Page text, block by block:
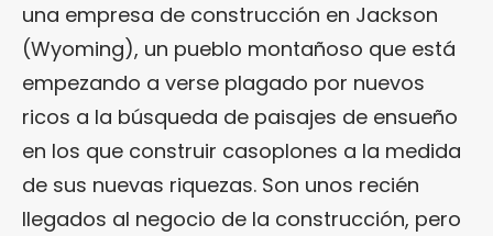
una empresa de construcción en Jackson
(Wyoming), un pueblo montañoso que está
empezando a verse plagado por nuevos
ricos a la búsqueda de paisajes de ensueño
en los que construir casoplones a la medida
de sus nuevas riquezas. Son unos recién
llegados al negocio de la construcción, pero